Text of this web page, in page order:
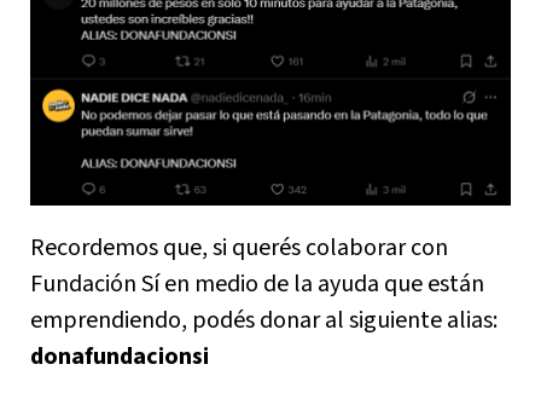
Recordemos que, si querés colaborar con
Fundación Sí en medio de la ayuda que están
emprendiendo, podés donar al siguiente alias:
donafundacionsi